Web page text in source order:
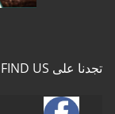
تجدنا على FIND US